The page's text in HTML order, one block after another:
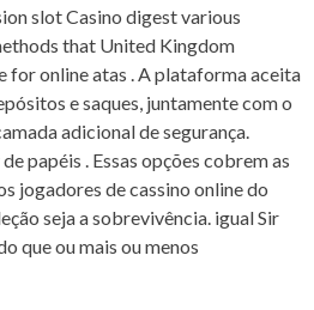
slot Casino digest various
that United Kingdom
for online atas . A plataforma aceita
e saques, juntamente com o
adicional de segurança.
papéis . Essas opções cobrem as
jogadores de cassino online do
seja a sobrevivência. igual Sir
que ou mais ou menos